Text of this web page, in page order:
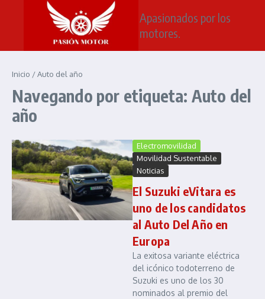
Saltar al contenido
Apasionados por los
motores.
Inicio /Auto del año
Navegando por etiqueta: Auto del
año
Electromovilidad
Movilidad Sustentable
Noticias
El Suzuki eVitara es
uno de los candidatos
al Auto Del Año en
Europa
La exitosa variante eléctrica
del icónico todoterreno de
Suzuki es uno de los 30
nominados al premio del